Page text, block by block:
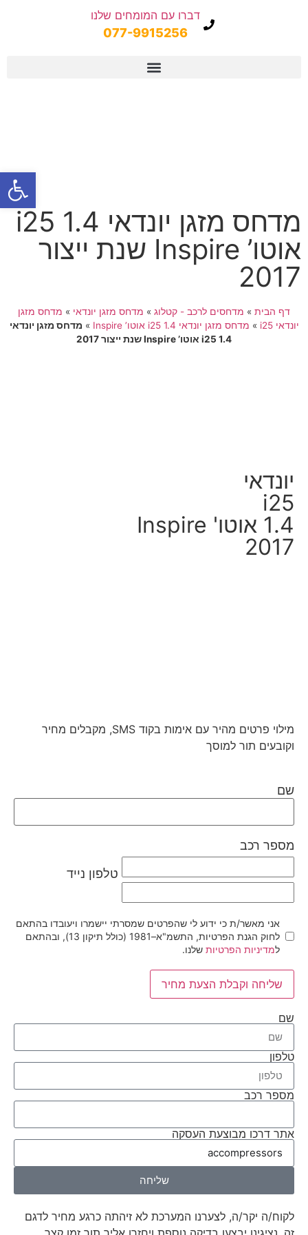
דברו עם המומחים שלנו
077-9915256
מדחס מזגן יונדאי i25 1.4
אוטו’ Inspire שנת ייצור
2017
דף הבית » מדחסים לרכב - קטלוג » מדחס מזגן יונדאי » מדחס מזגן
יונדאי i25
» מדחס מזגן יונדאי i25 1.4 אוטו’ Inspire » מדחס מזגן יונדאי
i25 1.4 אוטו’ Inspire שנת ייצור 2017
יונדאי
i25
1.4 אוטו' Inspire
2017
מילוי פרטים מהיר עם אימות בקוד SMS, מקבלים מחיר
וקובעים תור למוסך
שם
מספר רכב
טלפון נייד
אני מאשר/ת כי ידוע לי שהפרטים שמסרתי יישמרו ויעובדו בהתאם
לחוק הגנת הפרטיות, התשמ"א–1981 (כולל תיקון 13), ובהתאם
למדיניות הפרטיות שלנו.
שליחה וקבלת הצעת מחיר
שם
טלפון
מספר רכב
אתר דרכו מבוצעת העסקה
שליחה
לקוח/ה יקר/ה, לצערנו המערכת לא זיהתה כרגע מחיר לדגם